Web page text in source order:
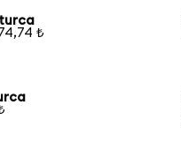
turca
₺